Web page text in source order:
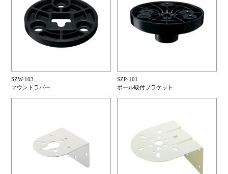
SZW-103
マウントラバー
SZP-101
ポール取付ブラケット